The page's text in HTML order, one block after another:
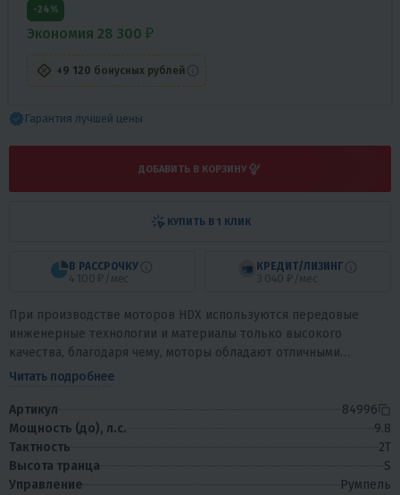
Гарантия лучшей цены
-24%
Экономия 28 300 ₽
+9 120 бонусных рублей
ДОБАВИТЬ В КОРЗИНУ
В РАССРОЧКУ
4 100 ₽/мес
КРЕДИТ/ЛИЗИНГ
3 040 ₽/мес
КУПИТЬ В 1 КЛИК
При производстве моторов HDX используются передовые
инженерные технологии и материалы только высокого
качества, благодаря чему, моторы обладают отличными
эксплуатационными и качественными...
Читать подробнее
Артикул
84996
Мощность (до), л.с.
9.8
Тактность
2T
Высота транца
S
Управление
Румпель